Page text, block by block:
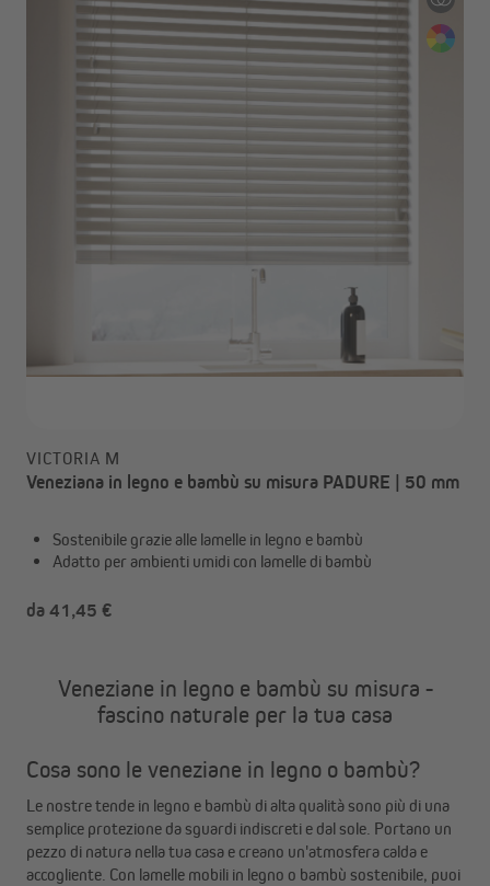
VICTORIA M
Veneziana in legno e bambù su misura PADURE | 50 mm
Sostenibile grazie alle lamelle in legno e bambù
Adatto per ambienti umidi con lamelle di bambù
da 41,45 €
Veneziane in legno e bambù su misura -
fascino naturale per la tua casa
Cosa sono le veneziane in legno o bambù?
Le nostre tende in legno e bambù di alta qualità sono più di una
semplice protezione da sguardi indiscreti e dal sole. Portano un
pezzo di natura nella tua casa e creano un'atmosfera calda e
accogliente. Con lamelle mobili in legno o bambù sostenibile, puoi